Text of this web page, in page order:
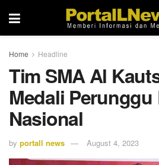
Home Headline
Tim SMA Al
Medali Perunggu
Nasional
by portall news August 4, 2023